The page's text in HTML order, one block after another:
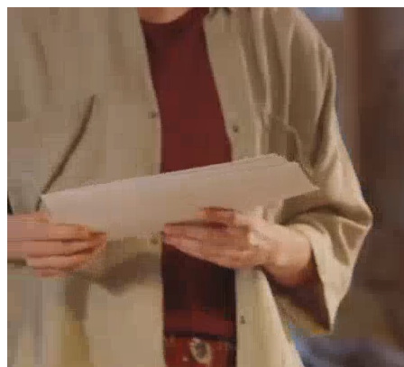
מצאו מורה
הצטרפות מורים פרטיים
שירות לקוחות
משרות פתוחות
התחברות
כל הזכויות שמורות 2026 © Lessoons
חיפוש